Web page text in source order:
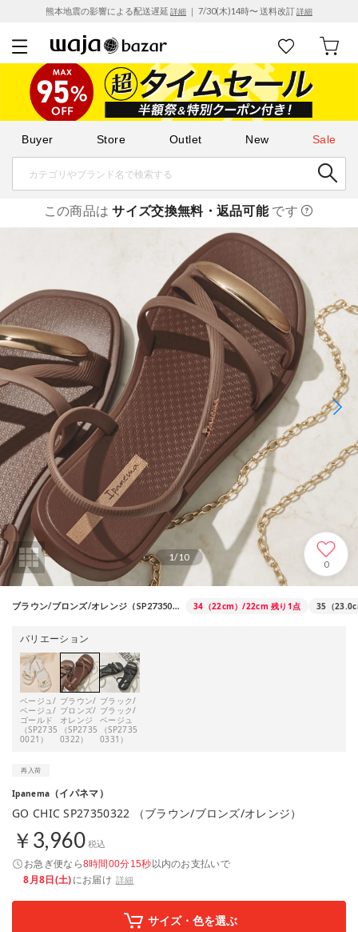
熊本地震の影響による配送遅延 詳細 ｜ 7/30(木)14時〜 送料改訂詳細
Buyer Store Outlet New Sale
この商品はサイズ交換無料・返品可能です
1/10
0
ブラウン/ブロンズ/オレンジ（SP27350322） 34（22cm）/22cm 残り1点 35（
バリエーション
ベージュ/
ベージュ/
ゴールド
（SP2735
0021）
ブラウン/
ブロンズ/
オレンジ
（SP2735
0322）
ブラック/
ブラック/
ベージュ
（SP2735
0331）
Ipanema （イパネマ）
GO CHIC SP27350322 （ブラウン/ブロンズ/オレンジ）
￥3,960 税込
お急ぎ便なら8時間00分14秒以内のお支払いで
8月8日(土)にお届け 詳細
サイズ・色を選ぶ